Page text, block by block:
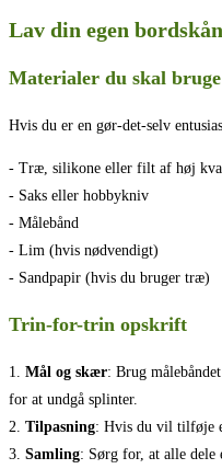
Lav din egen
Materialer du skal bruge
Hvis du er en gør-det-selv
- Træ, silikone eller filt af høj
- Saks eller hobbykniv
- Målebånd
- Lim (hvis nødvendigt)
- Sandpapir (hvis du bruger træ)
Trin-for-trin opskrift
1. Mål og skær: Brug
for at undgå splinter.
2. Tilpasning: Hvis du vil tilføje
3. Samling: Sørg for, at alle